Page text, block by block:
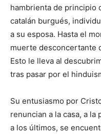
hambrienta de principio
catalán burgués,
a su esposa. Hasta el
muerte desconcertante
Esto le lleva al
tras pasar por el
Su entusiasmo por
renuncian a la casa, a
a los últimos, se